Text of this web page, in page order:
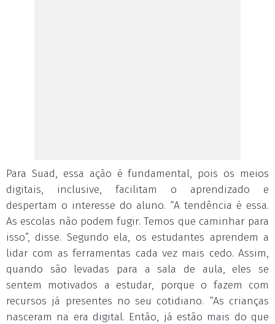
Para Suad, essa ação é fundamental, pois os meios
digitais, inclusive, facilitam o aprendizado e
despertam o interesse do aluno. “A tendência é essa.
As escolas não podem fugir. Temos que caminhar para
isso”, disse. Segundo ela, os estudantes aprendem a
lidar com as ferramentas cada vez mais cedo. Assim,
quando são levadas para a sala de aula, eles se
sentem motivados a estudar, porque o fazem com
recursos já presentes no seu cotidiano. “As crianças
nasceram na era digital. Então, já estão mais do que